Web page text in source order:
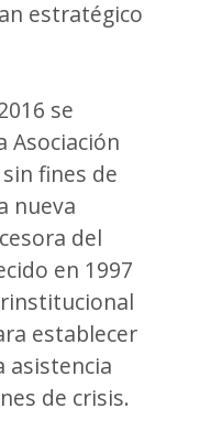
estratégico
se
Asociación
fines de
nueva
del
en 1997
establecer
asistencia
de crisis.